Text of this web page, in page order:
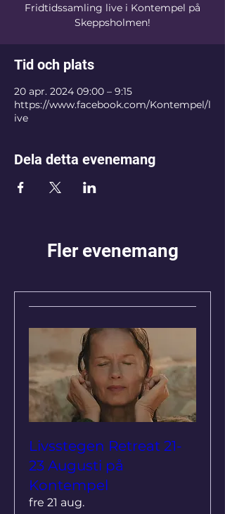
Fridtidssamling live i Kontempel på
Skeppsholmen!
Tid och plats
20 apr. 2024 09:00 – 9:15
https://www.facebook.com/Kontempel/l
ive
Dela detta evenemang
Fler evenemang
Livsstegen Retreat 21-
23 Augusti på
Kontempel
fre 21 aug.